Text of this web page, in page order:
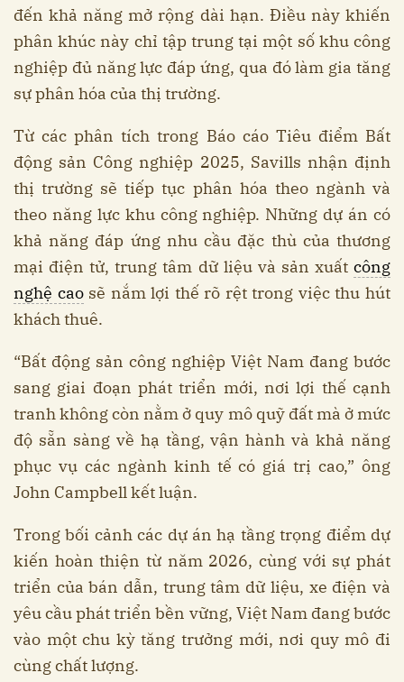
đến khả năng mở rộng dài hạn. Điều này khiến
phân khúc này chỉ tập trung tại một số khu công
nghiệp đủ năng lực đáp ứng, qua đó làm gia tăng
sự phân hóa của thị trường.
Từ các phân tích trong Báo cáo Tiêu điểm Bất
động sản Công nghiệp 2025, Savills nhận định
thị trường sẽ tiếp tục phân hóa theo ngành và
theo năng lực khu công nghiệp. Những dự án có
khả năng đáp ứng nhu cầu đặc thù của thương
mại điện tử, trung tâm dữ liệu và sản xuất công
nghệ caosẽ nắm lợi thế rõ rệt trong việc thu hút
khách thuê.
“Bất động sản công nghiệp Việt Nam đang bước
sang giai đoạn phát triển mới, nơi lợi thế cạnh
tranh không còn nằm ở quy mô quỹ đất mà ở mức
độ sẵn sàng về hạ tầng, vận hành và khả năng
phục vụ các ngành kinh tế có giá trị cao,” ông
John Campbell kết luận.
Trong bối cảnh các dự án hạ tầng trọng điểm dự
kiến hoàn thiện từ năm 2026, cùng với sự phát
triển của bán dẫn, trung tâm dữ liệu, xe điện và
yêu cầu phát triển bền vững, Việt Nam đang bước
vào một chu kỳ tăng trưởng mới, nơi quy mô đi
cùng chất lượng.